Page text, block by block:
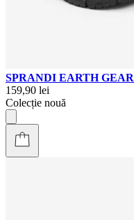
SPRANDI EARTH GEAR
159,90 lei
Colecție nouă